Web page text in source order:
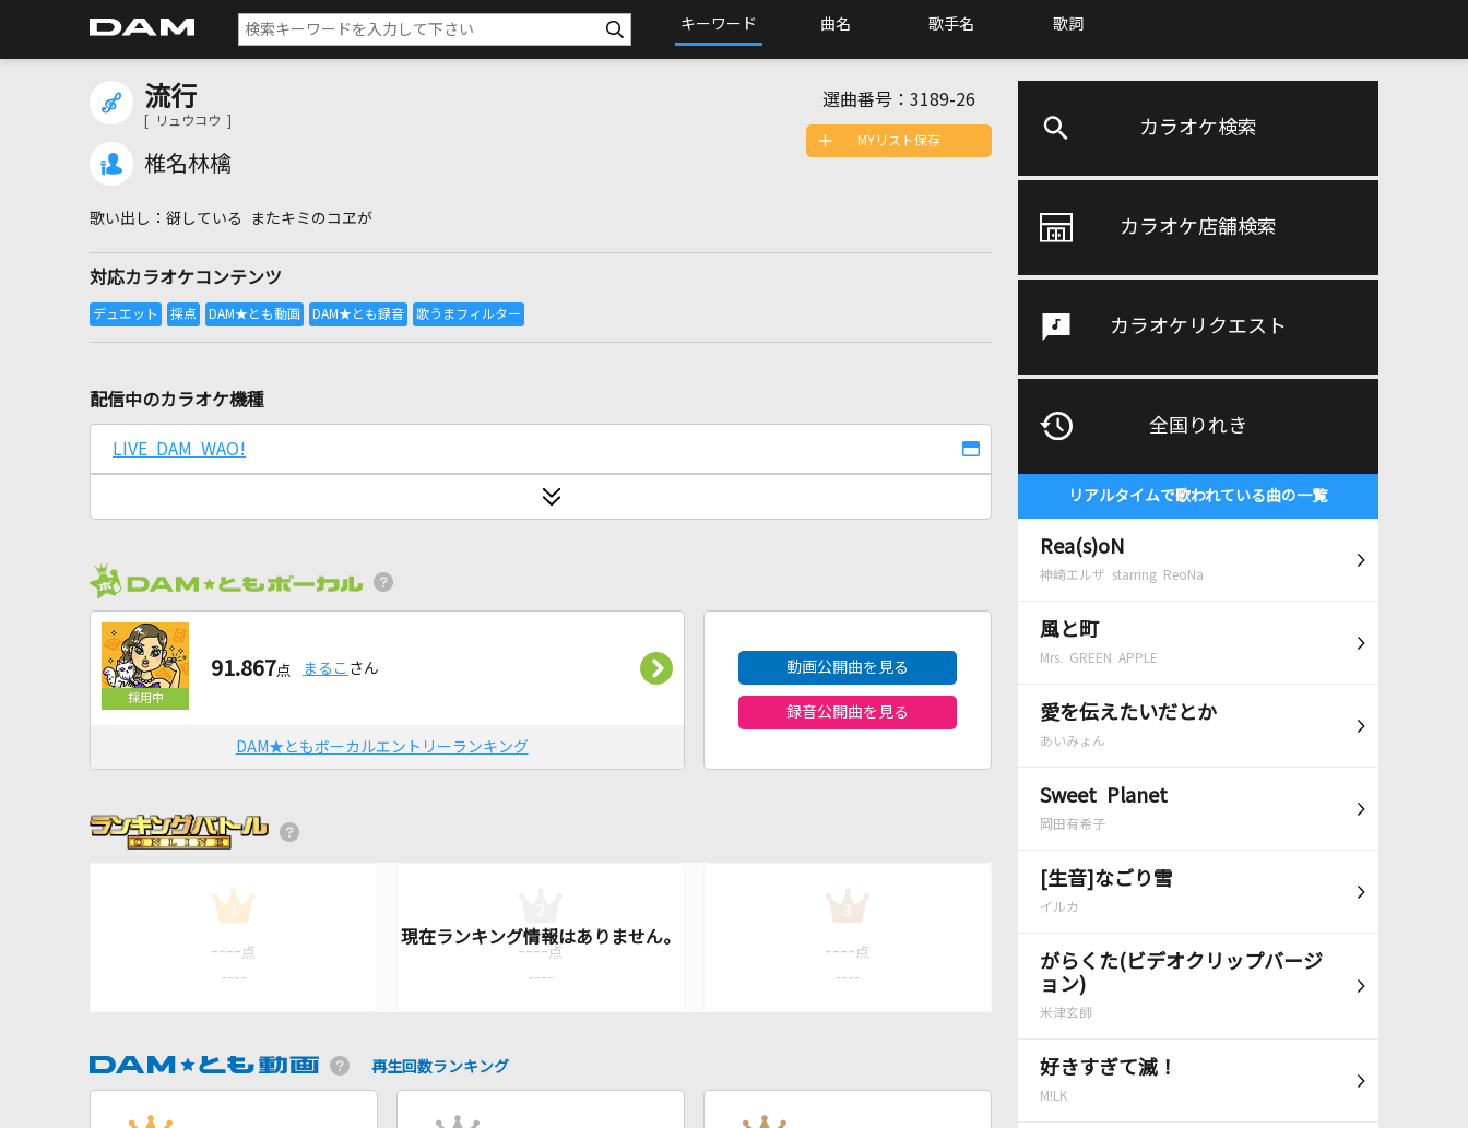
キーワード 曲名 歌手名 歌詞
カラオケ検索
カラオケ店舗検索
カラオケリクエスト
全国りれき
リアルタイムで歌われている曲の一覧
Rea(s)oN
神崎エルザ starring ReoNa
風と町
Mrs. GREEN APPLE
愛を伝えたいだとか
あいみょん
Sweet Planet
岡田有希子
[生音]なごり雪
イルカ
がらくた(ビデオクリップバージ
ョン)
米津玄師
好きすぎて滅！
M!LK
流行
[ リュウコウ ]
椎名林檎
選曲番号： 3189-26
谺している またキミのコヱが
対応カラオケコンテンツ
MYリスト保存
配信中のカラオケ機種
LIVE DAM WAO!
91.867点 まるこ さん
DAM★ともボーカルエントリーランキング
動画公開曲を見る
録音公開曲を見る
1
---- 点
----
---- 点
----
3
---- 点
----
再生回数ランキング